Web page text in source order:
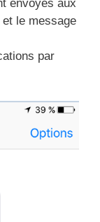
envoyés aux
le message
par